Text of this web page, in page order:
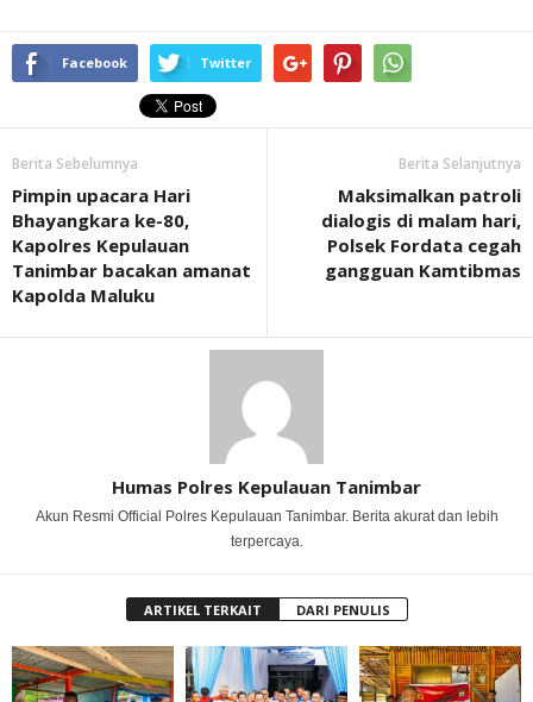
Facebook Twitter
Berita Sebelumnya
Pimpin upacara Hari
Bhayangkara ke-80,
Kapolres Kepulauan
Tanimbar bacakan amanat
Kapolda Maluku
Berita Selanjutnya
Maksimalkan patroli
dialogis di malam hari,
Polsek Fordata cegah
gangguan Kamtibmas
Humas Polres Kepulauan Tanimbar
Akun Resmi Official Polres Kepulauan Tanimbar. Berita akurat dan lebih
terpercaya.
ARTIKEL TERKAIT DARI PENULIS